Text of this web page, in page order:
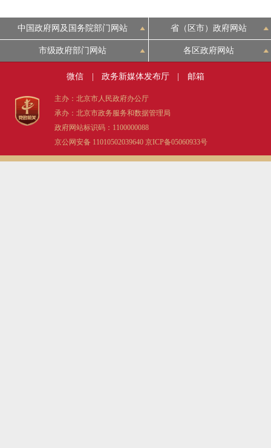
中国政府网及国务院部门网站 省（区市）政府网站
市级政府部门网站 各区政府网站
微信 政务新媒体发布厅 邮箱
主办：北京市人民政府办公厅
承办：北京市政务服务和数据管理局
政府网站标识码：1100000088
京公网安备 11010502039640 京ICP备05060933号